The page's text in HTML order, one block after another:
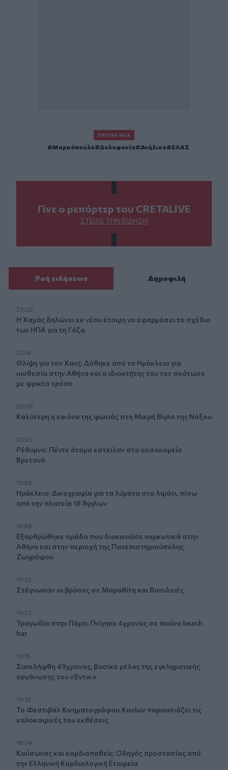
ΣΧΕΤΙΚΆ TAGS
Μαρκόπουλο Δολοφονία Ανήλικο ΕΛΑΣ
Γίνε ο ρεπόρτερ του CRETALIVE
ΣΤΕΊΛΕ ΤΗΝ ΕΊΔΗΣΗ
Ροή ειδήσεων Δημοφιλή
20:20
Η Χαμάς δηλώνει εκ νέου έτοιμη να εφαρμόσει το σχέδιο
των ΗΠΑ για τη Γάζα
20:14
Θλίψη για τον Χανς: Δόθηκε από το Ηράκλειο για
υιοθεσία στην Αθήνα και ο ιδιοκτήτης του τον σκότωσε
με φρικτό τρόπο
20:05
Καλύτερη η εικόνα της φωτιάς στη Μικρή Βίγλα της Νάξου
20:03
Ρέθυμνο: Πέντε άτομα έστειλαν στο νοσοκομείο
Βρετανό
19:59
Ηράκλειο: Δικογραφία για τα λύματα στο λιμάνι, πίσω
από την πλατεία 18 Άγγλων
19:48
Εξαρθρώθηκε ομάδα που διακινούσε ναρκωτικά στην
Αθήνα και στην περιοχή της Πανεπιστημιούπολης
Ζωγράφου
19:33
Στέγνωσαν οι βρύσες σε Μαραθίτη και Βασιλειές
19:23
Τραγωδία στην Πάρο: Πνίγηκε 4χρονος σε πισίνα beach
bar
19:15
Συνελήφθη 49χρονος, βασικό μέλος της εγκληματικής
οργάνωσης του «Έντικ»
19:13
Το Φεστιβάλ Κινηματογράφου Χανίων παρουσιάζει τις
καλοκαιρινές του εκθέσεις
19:04
Καύσωνας και καρδιοπαθείς: Οδηγός προστασίας από
την Ελληνική Καρδιολογική Εταιρεία